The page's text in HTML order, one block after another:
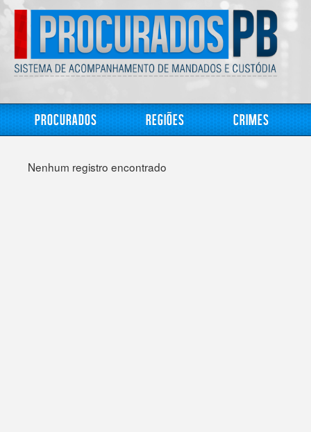
Procurados Regiões Crimes
Nenhum registro encontrado